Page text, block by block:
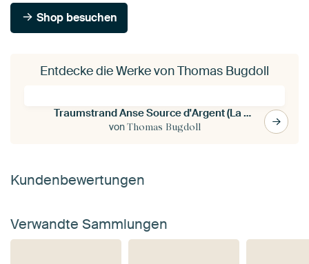
Shop besuchen
Entdecke die Werke von Thomas Bugdoll
Traumstrand Anse Source d'Argent (La Digue / Seychellen)
vonThomas Bugdoll
Kundenbewertungen
Verwandte Sammlungen